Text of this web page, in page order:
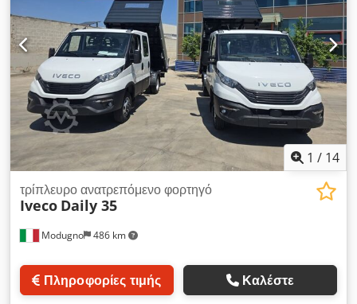
1 / 14
Modugno 486 km
τρίπλευρο ανατρεπόμενο φορτηγό
Iveco Daily 35
Πληροφορίες τιμής Καλέστε